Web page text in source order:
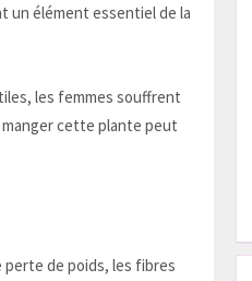
un élément essentiel de la
les femmes souffrent
cette plante peut
de poids, les fibres